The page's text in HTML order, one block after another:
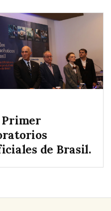
Primer
de Brasil.